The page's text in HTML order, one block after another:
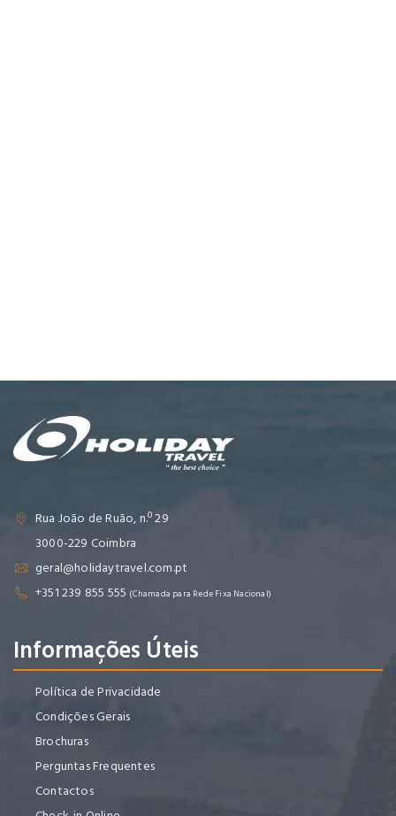
Rua João de Ruão, n.º 29
3000-229 Coimbra
geral@holidaytravel.com.pt
+351 239 855 555 (Chamada para Rede Fixa Nacional)
Informações Úteis
Política de Privacidade
Condições Gerais
Brochuras
Perguntas Frequentes
Contactos